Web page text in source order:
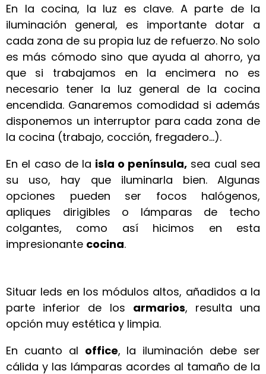
En la cocina, la luz es clave. A parte de la
iluminación general, es importante dotar a
cada zona de su propia luz de refuerzo. No solo
es más cómodo sino que ayuda al ahorro, ya
que si trabajamos en la encimera no es
necesario tener la luz general de la cocina
encendida. Ganaremos comodidad si además
disponemos un interruptor para cada zona de
la cocina (trabajo, cocción, fregadero…).
En el caso de la isla o península, sea cual sea
su uso, hay que iluminarla bien. Algunas
opciones pueden ser focos halógenos,
apliques dirigibles o lámparas de techo
colgantes, como así hicimos en esta
impresionante cocina.
Situar leds en los módulos altos, añadidos a la
parte inferior de los armarios, resulta una
opción muy estética y limpia.
En cuanto al office, la iluminación debe ser
cálida y las lámparas acordes al tamaño de la